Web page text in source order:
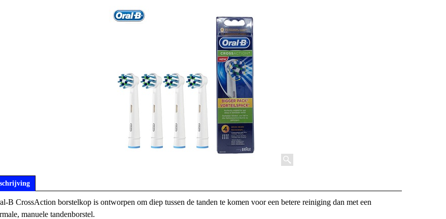
B CrossAction borstelkop is ontworpen om diep tussen de tanden te komen voor een betere reiniging dan met een
manuele tandenborstel.